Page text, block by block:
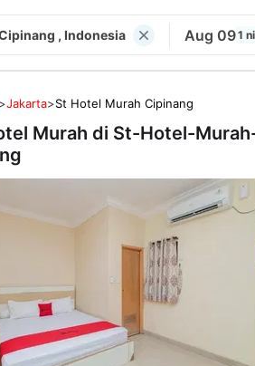
, Indonesia Aug 091
>Jakarta>St Hotel Murah Cipinang
Murah di St-Hotel-